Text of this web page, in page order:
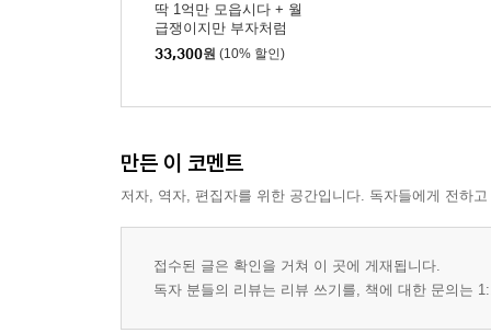
딱 1억만 모읍시다 + 월
급쟁이지만 부자처럼
관리합니다 세트
33,300원 (10% 할인)
만든 이 코멘트
저자, 역자, 편집자를 위한 공간입니다. 독자들에게 전하
접수된 글은 확인을 거쳐 이 곳에 게재됩니다.
독자 분들의 리뷰는 리뷰 쓰기를, 책에 대한 문의는